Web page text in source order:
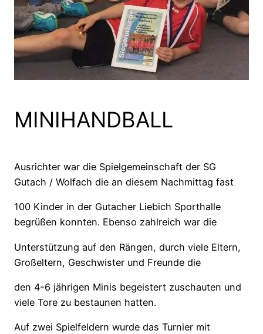
MINIHANDBALL
Ausrichter war die Spielgemeinschaft der SG
Gutach / Wolfach die an diesem Nachmittag fast
100 Kinder in der Gutacher Liebich Sporthalle
begrüßen konnten. Ebenso zahlreich war die
Unterstützung auf den Rängen, durch viele Eltern,
Großeltern, Geschwister und Freunde die
den 4-6 jährigen Minis begeistert zuschauten und
viele Tore zu bestaunen hatten.
Auf zwei Spielfeldern wurde das Turnier mit